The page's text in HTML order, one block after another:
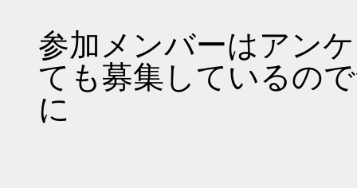
参加メンバーはアン
ても募集しているの
に